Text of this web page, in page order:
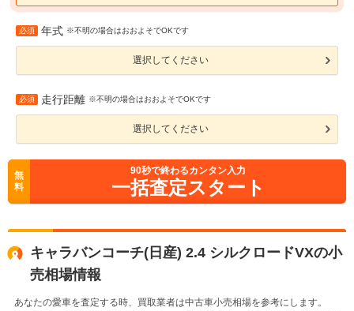
必須 年式 ※不明の場合はおおよそでOKです
選択してください
必須 走行距離 ※不明の場合はおおよそでOKです
選択してください
無
料
90秒で終わるカンタン入力
一括査定スタート
キャラバンコーチ(日産) 2.4 シルクロードVXの小
売相場情報
あなたの愛車を査定する時、買取業者は中古車小売相場を参考にします。